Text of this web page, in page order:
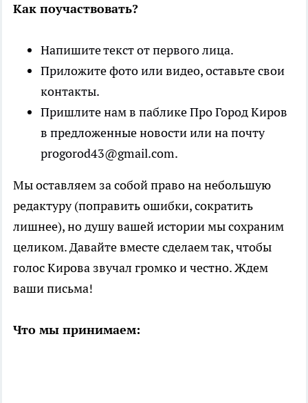
Как поучаствовать?
Напишите текст от первого лица.
Приложите фото или видео, оставьте свои
контакты.
Пришлите нам в паблике Про Город Киров
в предложенные новости или на почту
progorod43@gmail.com.
Мы оставляем за собой право на небольшую
редактуру (поправить ошибки, сократить
лишнее), но душу вашей истории мы сохраним
целиком. Давайте вместе сделаем так, чтобы
голос Кирова звучал громко и честно. Ждем
ваши письма!
Что мы принимаем: